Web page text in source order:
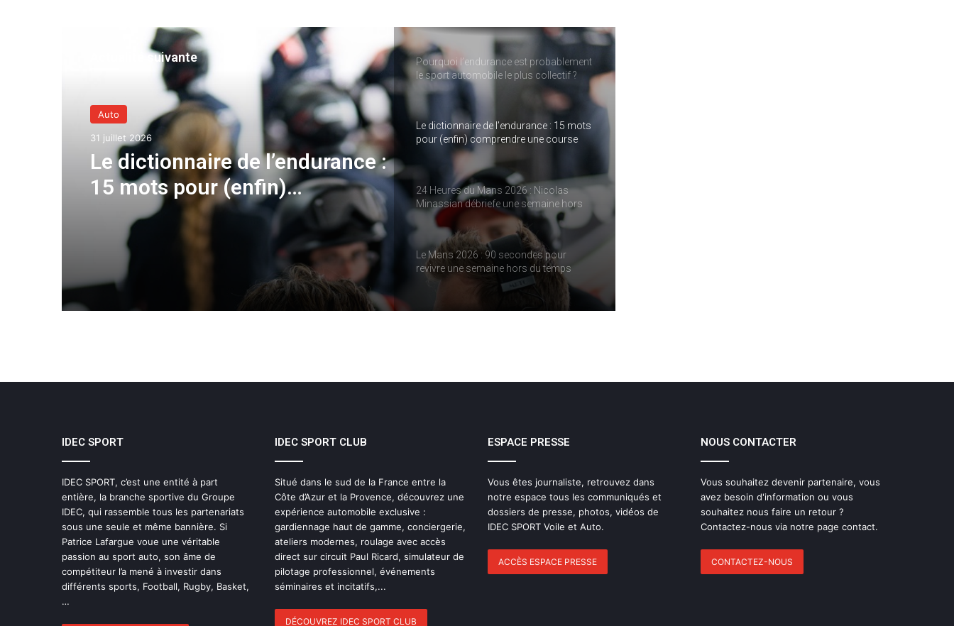
Actualité suivante
Auto
31 juillet 2026
Le dictionnaire de l’endurance :
15 mots pour (enfin)
comprendre une course
d’European Le Mans Series
Pourquoi l’endurance est probablement
le sport automobile le plus collectif ?
Le dictionnaire de l’endurance : 15 mots
pour (enfin) comprendre une course
d’European Le Mans Series
24 Heures du Mans 2026 : Nicolas
Minassian débriefe une semaine hors
norme
Le Mans 2026 : 90 secondes pour
revivre une semaine hors du temps
ELMS : une quatrième place pour IDEC
Pourquoi l’endurance est probablement
le sport automobile le plus collectif ?
Le dictionnaire de l’endurance : 15 mots
pour (enfin) comprendre une course
d’European Le Mans Series
24 Heures du Mans 2026 : Nicolas
IDEC SPORT
IDEC SPORT, c’est une entité à part
entière, la branche sportive du Groupe
IDEC, qui rassemble tous les partenariats
sous une seule et même bannière. Si
Patrice Lafargue voue une véritable
passion au sport auto, son âme de
compétiteur l’a mené à investir dans
différents sports, Football, Rugby, Basket,
…
IDEC SPORT CLUB
Situé dans le sud de la France entre la
Côte d’Azur et la Provence, découvrez une
expérience automobile exclusive :
gardiennage haut de gamme, conciergerie,
ateliers modernes, roulage avec accès
direct sur circuit Paul Ricard, simulateur de
pilotage professionnel, événements
séminaires et incitatifs,...
DÉCOUVREZ IDEC SPORT CLUB
ESPACE PRESSE
Vous êtes journaliste, retrouvez dans
notre espace tous les communiqués et
dossiers de presse, photos, vidéos de
IDEC SPORT Voile et Auto.
ACCÈS ESPACE PRESSE
NOUS CONTACTER
Vous souhaitez devenir partenaire, vous
avez besoin d'information ou vous
souhaitez nous faire un retour ?
Contactez-nous via notre page contact.
CONTACTEZ-NOUS